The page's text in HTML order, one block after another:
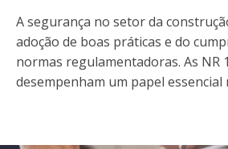
A segurança no setor da
adoção de boas práticas e do
normas regulamentadoras. As NR
desempenham um papel essencial